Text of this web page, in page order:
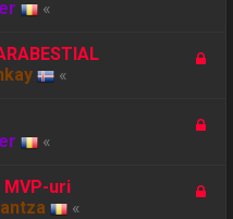
«
«
«
uri
«